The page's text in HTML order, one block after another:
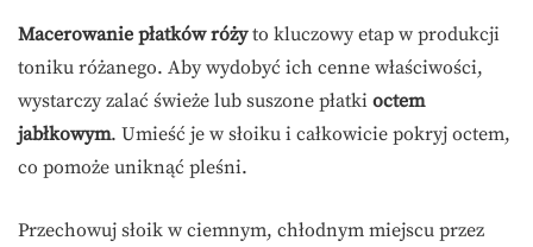
Macerowanie płatków różyto kluczowy etap w produkcji
toniku różanego. Aby wydobyć ich cenne właściwości,
wystarczy zalać świeże lub suszone płatki octem
jabłkowym. Umieść je w słoiku i całkowicie pokryj octem,
co pomoże uniknąć pleśni.
Przechowuj słoik w ciemnym, chłodnym miejscu przez